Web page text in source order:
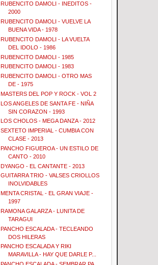
RUBENCITO DAMOLI - INEDITOS -
2000
RUBENCITO DAMOLI - VUELVE LA
BUENA VIDA - 1978
RUBENCITO DAMOLI - LA VUELTA
DEL IDOLO - 1986
RUBENCITO DAMOLI - 1985
RUBENCITO DAMOLI - 1983
RUBENCITO DAMOLI - OTRO MAS
DE - 1975
MASTERS DEL POP Y ROCK - VOL 2
LOS ANGELES DE SANTA FE - NIÑA
SIN CORAZON - 1993
LOS CHOLOS - MEGA DANZA - 2012
SEXTETO IMPERIAL - CUMBIA CON
CLASE - 2013
PANCHO FIGUEROA - UN ESTILO DE
CANTO - 2010
DYANGO - EL CANTANTE - 2013
GUITARRA TRIO - VALSES CRIOLLOS
INOLVIDABLES
MENTA CRISTAL - EL GRAN VIAJE -
1997
RAMONA GALARZA - LUNITA DE
TARAGUI
PANCHO ESCALADA - TECLEANDO
DOS HILERAS
PANCHO ESCALADA Y RIKI
MARAVILLA - HAY QUE DARLE P...